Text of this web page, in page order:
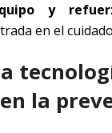
y
en el
la